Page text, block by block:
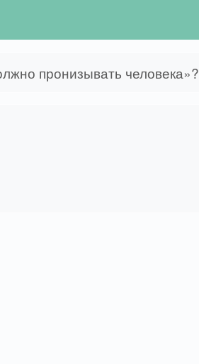
пронизывать человека»?